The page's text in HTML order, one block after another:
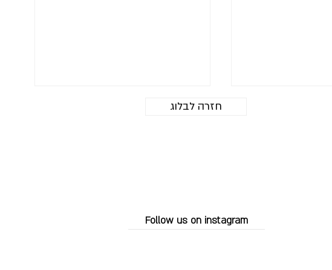
שלנו
חזרה לבלוג
Follow us on instagram